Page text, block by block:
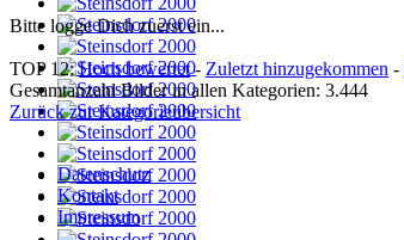
Bitte logge Dich zuerst ein...
TOP 12:Hoch bewertet- Zuletzt hinzugekommen -
Gesamtanzahl Bilder in allen Kategorien: 3.444
Zurück zur Kategorieübersicht
Datenschutz
Kontakt
Impressum